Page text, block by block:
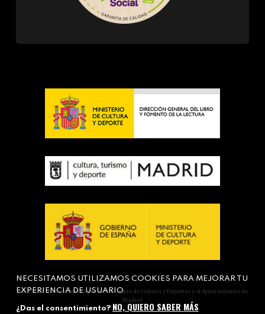
Actividad subvencionada por el Ministerio de Cultura y Deportes y el Ayuntamiento de
Madrid
NECESITAMOS UTILIZAMOS COOKIES PARA MEJORAR TU
EXPERIENCIA DE USUARIO
¿Das el consentimiento? NO, QUIERO SABER MÁS